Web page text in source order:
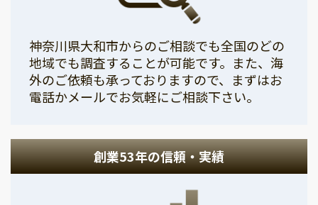
神奈川県大和市からのご相談でも全国のどの
地域でも調査することが可能です。また、海
外のご依頼も承っておりますので、まずはお
電話かメールでお気軽にご相談下さい。
創業53年の信頼・実績